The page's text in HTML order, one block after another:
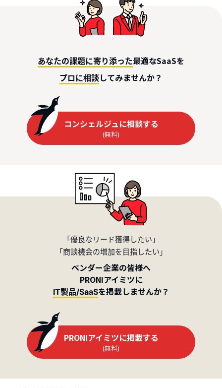
あなたの課題に寄り添った最適なSaaSを
プロに相談してみませんか？
コンシェルジュに相談する
(無料)
「優良なリード獲得したい」
「商談機会の増加を目指したい」
ベンダー企業の皆様へ
PRONIアイミツに
IT製品/SaaSを掲載しませんか？
PRONIアイミツに掲載する
(無料)